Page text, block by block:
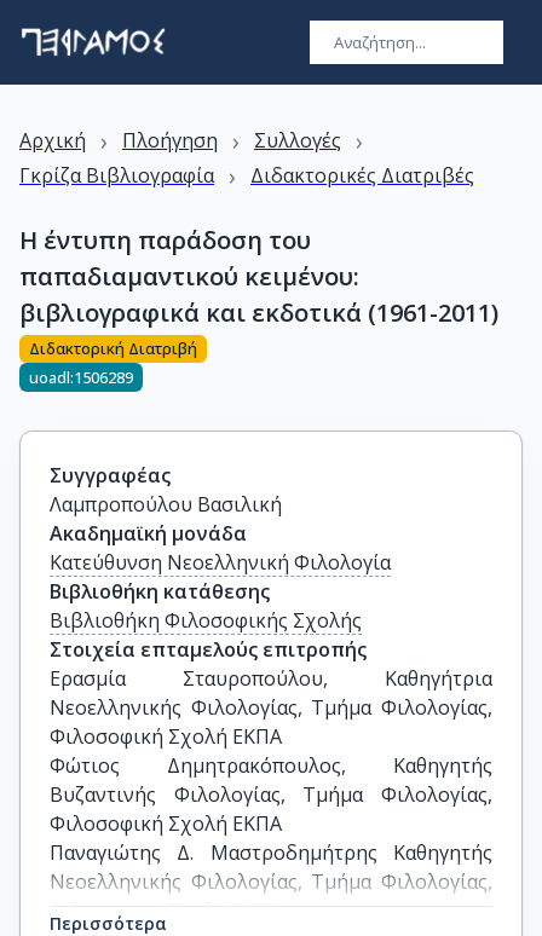
Αρχική › Πλοήγηση › Συλλογές ›
Γκρίζα Βιβλιογραφία › Διδακτορικές Διατριβές
Η έντυπη παράδοση του
παπαδιαμαντικού κειμένου:
βιβλιογραφικά και εκδοτικά (1961-2011)
Διδακτορική Διατριβή
uoadl:1506289
Συγγραφέας
Λαμπροπούλου Βασιλική
Ακαδημαϊκή μονάδα
Κατεύθυνση Νεοελληνική Φιλολογία
Βιβλιοθήκη κατάθεσης
Βιβλιοθήκη Φιλοσοφικής Σχολής
Στοιχεία επταμελούς επιτροπής
Ερασμία Σταυροπούλου, Καθηγήτρια
Νεοελληνικής Φιλολογίας, Τμήμα Φιλολογίας,
Φιλοσοφική Σχολή ΕΚΠΑ
Φώτιος Δημητρακόπουλος, Καθηγητής
Βυζαντινής Φιλολογίας, Τμήμα Φιλολογίας,
Φιλοσοφική Σχολή ΕΚΠΑ
Παναγιώτης Δ. Μαστροδημήτρης Καθηγητής
Νεοελληνικής Φιλολογίας, Τμήμα Φιλολογίας,
Φιλοσοφική Σχολή ΕΚΠΑ
Περισσότερα